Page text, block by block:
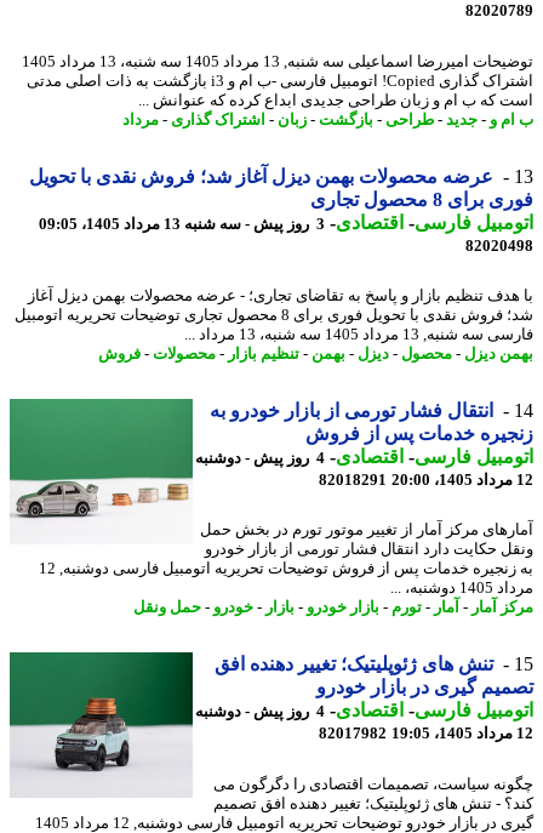
توضیحات امیررضا اسماعیلی سه شنبه, 13 مرداد 1405 سه شنبه، 13 مرداد 1405
اشتراک گذاری Copied! اتومبیل فارسی -ب ام و i3 بازگشت به ذات اصلی مدتی
که ب ام و زبان طراحی جدیدی ابداع کرده که عنوانش ...
و -جدید-طراحی -بازگشت-زبان -اشتراک گذاری- مرداد
عرضه محصولات بهمن دیزل آغاز شد؛ فروش نقدی با تحویل
8 محصول تجاری
فارسی-اقتصادی-3 روز پیش - سه شنبه 13 مرداد 1405، 09:05
تنظیم بازار و پاسخ به تقاضای تجاری؛ - عرضه محصولات بهمن دیزل آغاز
شد؛ فروش نقدی با تحویل فوری برای 8 محصول تجاری توضیحات تحریریه اتومبیل
13 مرداد 1405 سه شنبه، 13 مرداد ...
دیزل-محصول-دیزل-بهمن-تنظیم بازار - محصولات-فروش
انتقال فشار تورمی از بازار خودرو به
خدمات پس از فروش
فارسی-اقتصادی- 4 روز پیش - دوشنبه
82018291
مرکز آمار از تغییر موتور تورم در بخش حمل
حکایت دارد انتقال فشار تورمی از بازار خودرو
به زنجیره خدمات پس از فروش توضیحات تحریریه اتومبیل فارسی دوشنبه, 12
...
آمار
-آمار -تورم-بازار خودرو-بازار - خودرو-حمل ونقل
تنش های ژئوپلیتیک؛ تغییر دهنده افق
گیری در بازار خودرو
فارسی-اقتصادی- 4 روز پیش - دوشنبه
82017982
سیاست، تصمیمات اقتصادی را دگرگون می
- تنش های ژئوپلیتیک؛ تغییر دهنده افق تصمیم
گیری در بازار خودرو توضیحات تحریریه اتومبیل فارسی دوشنبه, 12 مرداد 1405